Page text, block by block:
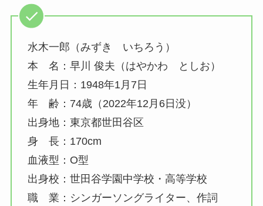
水木一郎（みずき いちろう）
本 名：早川 俊夫（はやかわ としお）
生年月日：1948年1月7日
年 齢：74歳（2022年12月6日没）
出身地：東京都世田谷区
身 長：170cm
血液型：O型
出身校：世田谷学園中学校・高等学校
職 業：シンガーソングライター、作詞